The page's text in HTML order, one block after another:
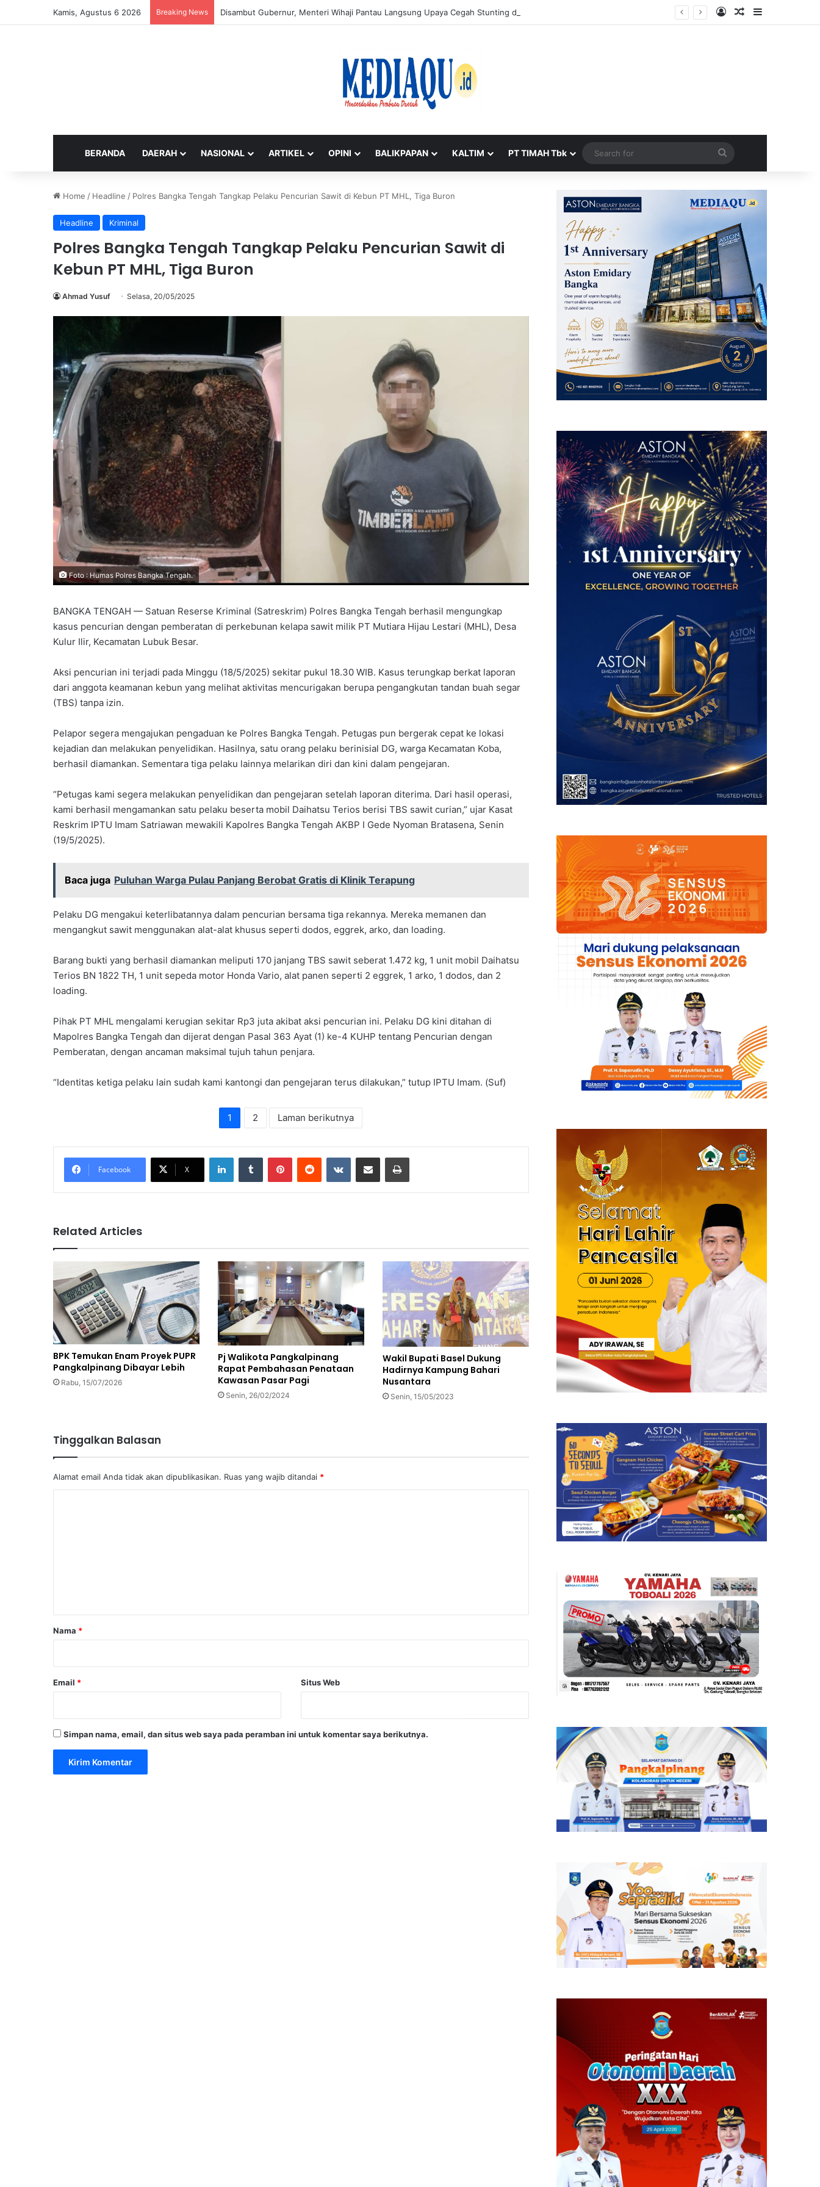
Kamis, Agustus 6 2026 Breaking News Disambut Gubernur, Menteri Wihaji Pantau Langsung Upaya Cegah Stunting di Babel Log InRandom Article
Sidebar
BERANDA DAERAH NASIONAL ARTIKEL OPINI BALIKPAPAN KALTIM PT TIMAH Tbk
for
Home / Headline / Polres Bangka Tengah Tangkap Pelaku Pencurian Sawit di Kebun PT MHL, Tiga Buron
Headline Kriminal
Polres Bangka Tengah Tangkap Pelaku Pencurian Sawit di
Kebun PT MHL, Tiga Buron
Ahmad Yusuf Selasa, 20/05/2025
Foto : Humas Polres Bangka Tengah.
BANGKA TENGAH — Satuan Reserse Kriminal (Satreskrim) Polres Bangka Tengah berhasil mengungkap
kasus pencurian dengan pemberatan di perkebunan kelapa sawit milik PT Mutiara Hijau Lestari (MHL), Desa
Kulur Ilir, Kecamatan Lubuk Besar.
Aksi pencurian ini terjadi pada Minggu (18/5/2025) sekitar pukul 18.30 WIB. Kasus terungkap berkat laporan
dari anggota keamanan kebun yang melihat aktivitas mencurigakan berupa pengangkutan tandan buah segar
(TBS) tanpa izin.
Pelapor segera mengajukan pengaduan ke Polres Bangka Tengah. Petugas pun bergerak cepat ke lokasi
kejadian dan melakukan penyelidikan. Hasilnya, satu orang pelaku berinisial DG, warga Kecamatan Koba,
berhasil diamankan. Sementara tiga pelaku lainnya melarikan diri dan kini dalam pengejaran.
“Petugas kami segera melakukan penyelidikan dan pengejaran setelah laporan diterima. Dari hasil operasi,
kami berhasil mengamankan satu pelaku beserta mobil Daihatsu Terios berisi TBS sawit curian,” ujar Kasat
Reskrim IPTU Imam Satriawan mewakili Kapolres Bangka Tengah AKBP I Gede Nyoman Bratasena, Senin
(19/5/2025).
Baca juga Puluhan Warga Pulau Panjang Berobat Gratis di Klinik Terapung
Pelaku DG mengakui keterlibatannya dalam pencurian bersama tiga rekannya. Mereka memanen dan
mengangkut sawit menggunakan alat-alat khusus seperti dodos, eggrek, arko, dan loading.
Barang bukti yang berhasil diamankan meliputi 170 janjang TBS sawit seberat 1.472 kg, 1 unit mobil Daihatsu
Terios BN 1822 TH, 1 unit sepeda motor Honda Vario, alat panen seperti 2 eggrek, 1 arko, 1 dodos, dan 2
loading.
Pihak PT MHL mengalami kerugian sekitar Rp3 juta akibat aksi pencurian ini. Pelaku DG kini ditahan di
Mapolres Bangka Tengah dan dijerat dengan Pasal 363 Ayat (1) ke-4 KUHP tentang Pencurian dengan
Pemberatan, dengan ancaman maksimal tujuh tahun penjara.
“Identitas ketiga pelaku lain sudah kami kantongi dan pengejaran terus dilakukan,” tutup IPTU Imam. (Suf)
1 2 Laman berikutnya
Facebook X
LinkedInTumblr PinterestReddit VKontakteShare via Email Print
Related Articles
BPK Temukan Enam Proyek PUPR
Pangkalpinang Dibayar Lebih
Rabu, 15/07/2026
Pj Walikota Pangkalpinang
Rapat Pembahasan Penataan
Kawasan Pasar Pagi
Senin, 26/02/2024
Wakil Bupati Basel Dukung
Hadirnya Kampung Bahari
Nusantara
Senin, 15/05/2023
Tinggalkan Balasan
Alamat email Anda tidak akan dipublikasikan. Ruas yang wajib ditandai *
r
Nama *
Email * Situs Web
Simpan nama, email, dan situs web saya pada peramban ini untuk komentar saya berikutnya.